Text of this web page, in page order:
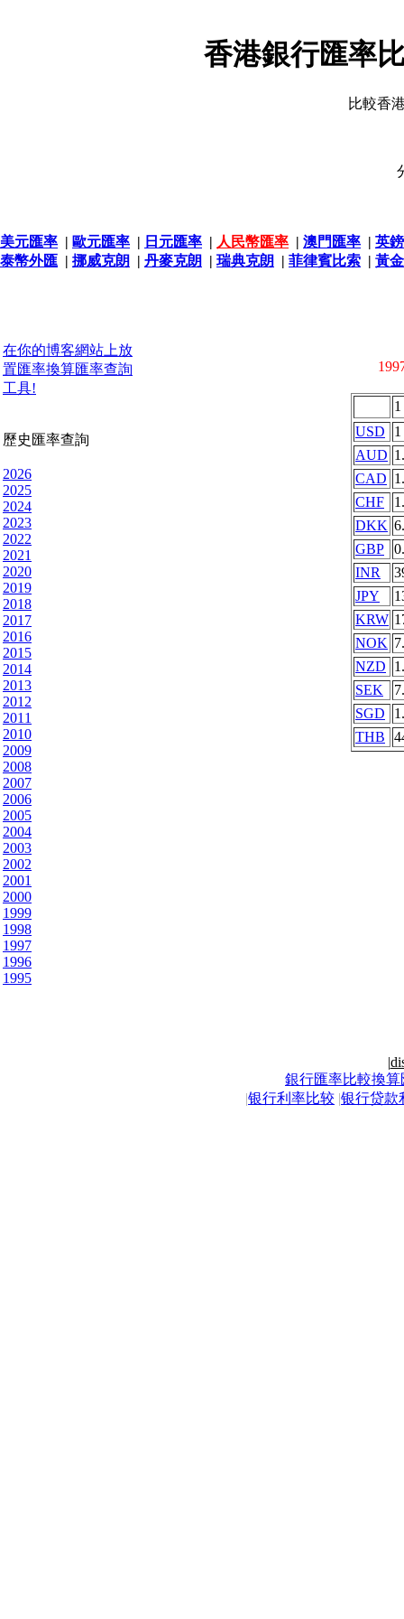
香港銀行匯率
比較香
美元匯率 | 歐元匯率 | 日元匯率 | 人民幣匯率 | 澳門匯率 | 英
泰幣外匯 | 挪威克朗 | 丹麥克朗 | 瑞典克朗 | 菲律賓比索 | 黃
在你的博客網站上放
置匯率換算匯率查詢
工具!
歷史匯率查詢
2026
2025
2024
2023
2022
2021
2020
2019
2018
2017
2016
2015
2014
2013
2012
2011
2010
2009
2008
2007
2006
2005
2004
2003
2002
2001
2000
1999
1998
1997
1996
1995
1
USD
1
AUD
CAD
CHF
DKK
GBP
INR
JPY
KRW
NOK
NZD
SEK
SGD
THB
|
銀行匯率比較換算
|银行利率比较 |银行贷款